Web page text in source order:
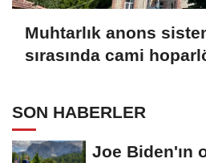
Muhtarlık anons
sırasında cami
SON HABERLER
Joe Biden'ın